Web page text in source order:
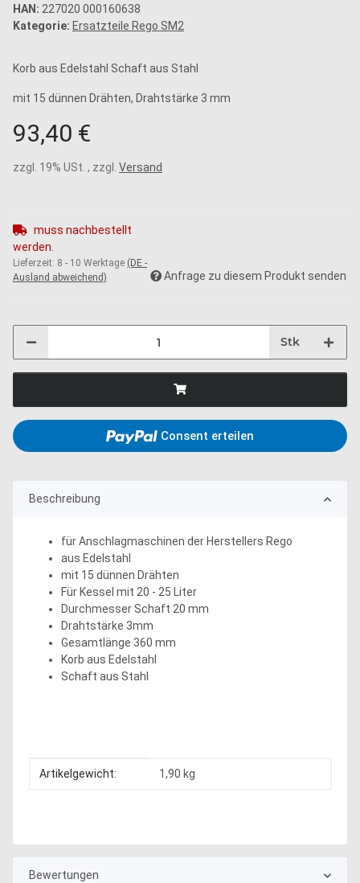
HAN: 227020 000160638
Kategorie: Ersatzteile Rego SM2
Korb aus Edelstahl Schaft aus Stahl
mit 15 dünnen Drähten, Drahtstärke 3 mm
93,40 €
zzgl. 19% USt. , zzgl. Versand
muss nachbestellt
werden.
Lieferzeit: 8 - 10 Werktage (DE -
Ausland abweichend)
Anfrage zu diesem Produkt senden
Stk
Consent erteilen
Beschreibung
für Anschlagmaschinen der Herstellers Rego
aus Edelstahl
mit 15 dünnen Drähten
Für Kessel mit 20 - 25 Liter
Durchmesser Schaft 20 mm
Drahtstärke 3mm
Gesamtlänge 360 mm
Korb aus Edelstahl
Schaft aus Stahl
Produkteigenschaft
Wert
Artikelgewicht: 1,90 kg
Bewertungen